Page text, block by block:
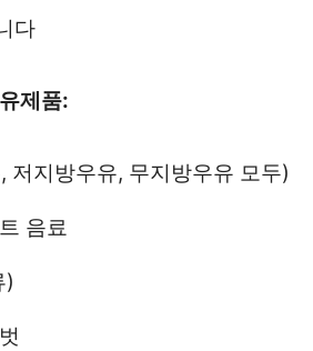
다
제품:
저지방우유, 무지방우유 모두)
음료
)